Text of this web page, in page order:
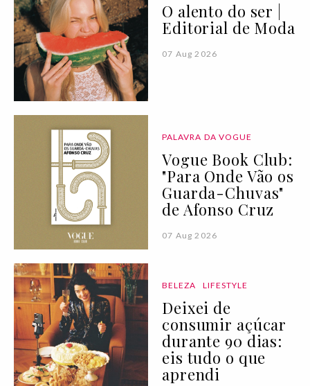
O alento do ser |
Editorial de Moda
07 Aug 2026
PALAVRA DA VOGUE
Vogue Book Club:
"Para Onde Vão os
Guarda-Chuvas"
de Afonso Cruz
07 Aug 2026
BELEZA LIFESTYLE
Deixei de
consumir açúcar
durante 90 dias:
eis tudo o que
aprendi